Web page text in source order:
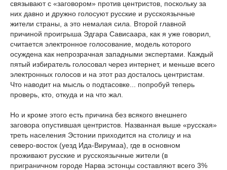
связывают с «заговором» против центристов, поскольку за
них давно и дружно голосуют русские и русскоязычные
жители страны, а это немалая сила. Второй главной
причиной проигрыша Эдгара Сависаара, как я уже говорил,
считается электронное голосование, модель которого
осуждена как непрозрачная западными экспертами. Каждый
пятый избиратель голосовал через интернет, и меньше всего
электронных голосов и на этот раз досталось центристам.
Что наводит на мысль о подтасовке... попробуй теперь
проверь, кто, откуда и на что жал.
Но и кроме этого есть причина без всякого внешнего
заговора опустившая центристов. Названная выше «русская»
треть населения Эстонии приходится на столицу и на
северо-восток (уезд Ида-Вирумаа), где в основном
проживают русские и русскоязычные жители (в
приграничном городе Нарва эстонцы составляют всего 3%